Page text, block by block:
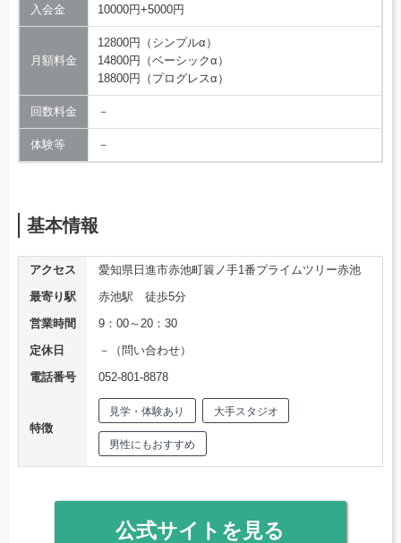
入会金 10000円+5000円
月額料金
12800円（シンプルα）
14800円（ベーシックα）
18800円（プログレスα）
回数料金 －
体験等 －
基本情報
アクセス
愛知県日進市赤池町簑ノ手1番プライムツリー赤池
最寄り駅
赤池駅 徒歩5分
営業時間
9：00～20：30
定休日
－（問い合わせ）
電話番号
052-801-8878
特徴
見学・体験あり 大手スタジオ
男性にもおすすめ
公式サイトを見る